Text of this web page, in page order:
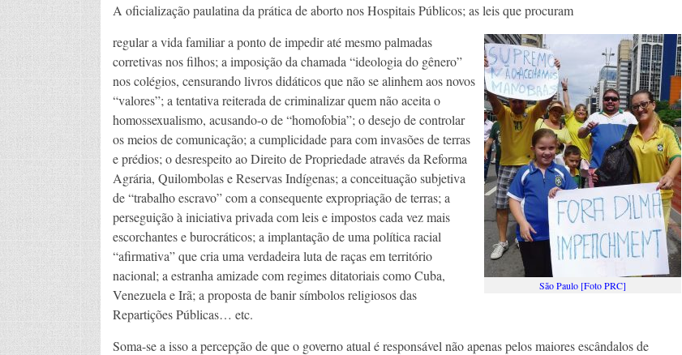
A oficialização paulatina da prática de aborto nos Hospitais Públicos; as leis que procuram
São Paulo [Foto PRC]
regular a vida familiar a ponto de impedir até mesmo palmadas
corretivas nos filhos; a imposição da chamada “ideologia do gênero”
nos colégios, censurando livros didáticos que não se alinhem aos novos
“valores”; a tentativa reiterada de criminalizar quem não aceita o
homossexualismo, acusando-o de “homofobia”; o desejo de controlar
os meios de comunicação; a cumplicidade para com invasões de terras
e prédios; o desrespeito ao Direito de Propriedade através da Reforma
Agrária, Quilombolas e Reservas Indígenas; a conceituação subjetiva
de “trabalho escravo” com a consequente expropriação de terras; a
perseguição à iniciativa privada com leis e impostos cada vez mais
escorchantes e burocráticos; a implantação de uma política racial
“afirmativa” que cria uma verdadeira luta de raças em território
nacional; a estranha amizade com regimes ditatoriais como Cuba,
Venezuela e Irã; a proposta de banir símbolos religiosos das
Repartições Públicas… etc.
Soma-se a isso a percepção de que o governo atual é responsável não apenas pelos maiores escândalos de